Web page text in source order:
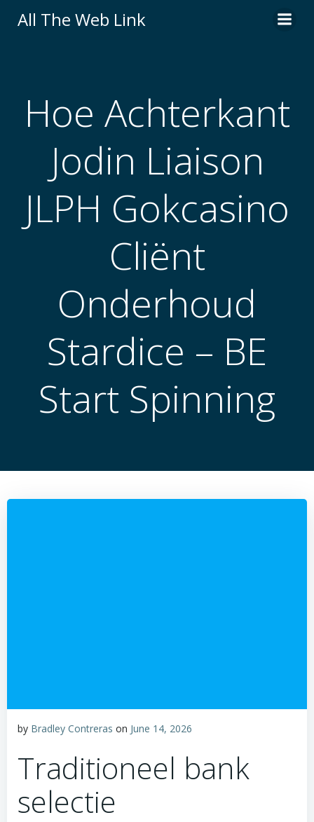
All The Web Link
Hoe Achterkant
Jodin Liaison
JLPH Gokcasino
Cliënt
Onderhoud
Stardice – BE
Start Spinning
by Bradley Contreras on June 14, 2026
Traditioneel bank
selectie